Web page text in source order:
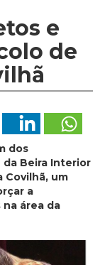
e
de
dos
da Beira Interior
Covilhã, um
a
área da